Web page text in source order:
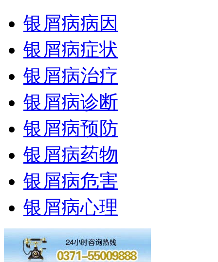
银屑病病因
银屑病症状
银屑病治疗
银屑病诊断
银屑病预防
银屑病药物
银屑病危害
银屑病心理